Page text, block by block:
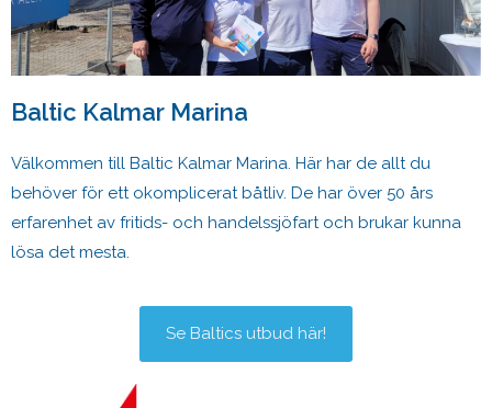
Baltic Kalmar Marina
Välkommen till Baltic Kalmar Marina. Här har de allt du
behöver för ett okomplicerat båtliv. De har över 50 års
erfarenhet av fritids- och handelssjöfart och brukar kunna
lösa det mesta.
Se Baltics utbud här!